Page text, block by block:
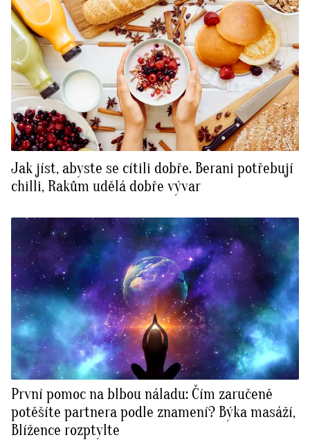
Jak jíst, abyste se cítili dobře. Berani potřebují
chilli, Rakům udělá dobře vývar
První pomoc na blbou náladu: Čím zaručeně
potěšíte partnera podle znamení? Býka masáží,
Blížence rozptylte